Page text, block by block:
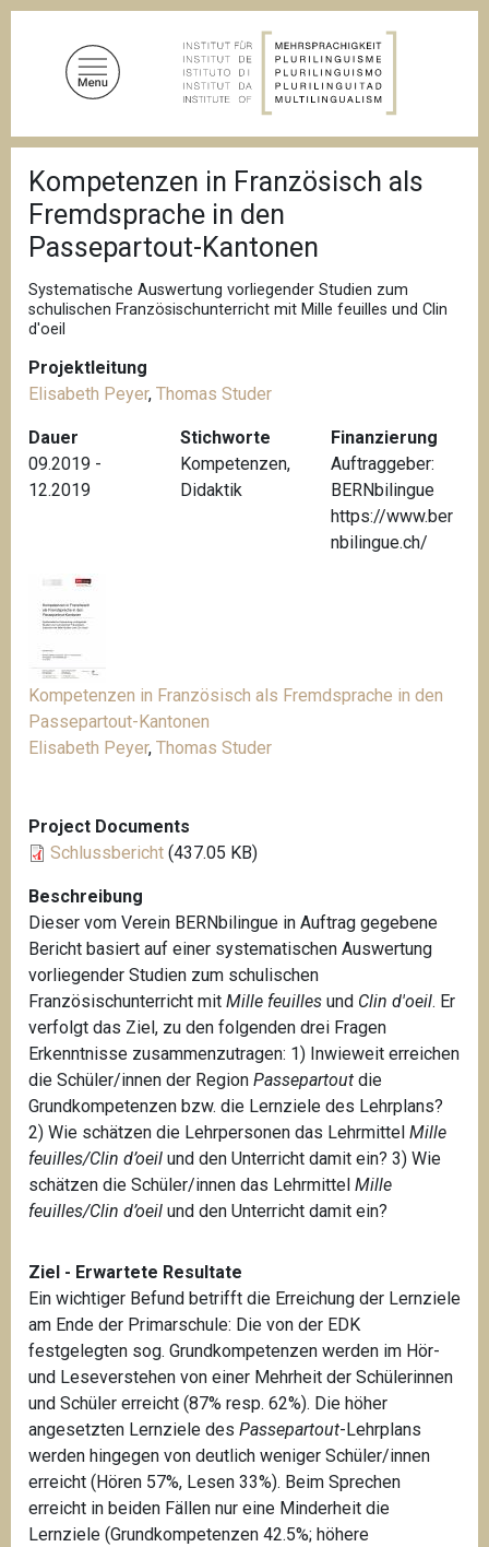
D
f
a
d
a
i
g
a
i
o
Kompetenzen in Französisch als
Fremdsprache in den
Passepartout-Kantonen
Systematische Auswertung vorliegender Studien zum
schulischen Französischunterricht mit Mille feuilles und Clin
d'oeil
Projektleitung
Elisabeth Peyer, Thomas Studer
Dauer
09.2019 -
12.2019
Stichworte
Kompetenzen,
Didaktik
Finanzierung
Auftraggeber:
BERNbilingue
https://www.ber
nbilingue.ch/
Kompetenzen in Französisch als Fremdsprache in den
Passepartout-Kantonen
Elisabeth Peyer, Thomas Studer
Project Documents
Schlussbericht (437.05 KB)
Beschreibung
Dieser vom Verein BERNbilingue in Auftrag gegebene
Bericht basiert auf einer systematischen Auswertung
vorliegender Studien zum schulischen
Französischunterricht mit Mille feuilles und Clin d'oeil. Er
verfolgt das Ziel, zu den folgenden drei Fragen
Erkenntnisse zusammenzutragen: 1) Inwieweit erreichen
die Schüler/innen der Region Passepartout die
Grundkompetenzen bzw. die Lernziele des Lehrplans?
2) Wie schätzen die Lehrpersonen das Lehrmittel Mille
feuilles/Clin d’oeil und den Unterricht damit ein? 3) Wie
schätzen die Schüler/innen das Lehrmittel Mille
feuilles/Clin d’oeil und den Unterricht damit ein?
Ziel - Erwartete Resultate
Ein wichtiger Befund betrifft die Erreichung der Lernziele
am Ende der Primarschule: Die von der EDK
festgelegten sog. Grundkompetenzen werden im Hör-
und Leseverstehen von einer Mehrheit der Schülerinnen
und Schüler erreicht (87% resp. 62%). Die höher
angesetzten Lernziele des Passepartout-Lehrplans
werden hingegen von deutlich weniger Schüler/innen
erreicht (Hören 57%, Lesen 33%). Beim Sprechen
erreicht in beiden Fällen nur eine Minderheit die
Lernziele (Grundkompetenzen 42.5%; höhere